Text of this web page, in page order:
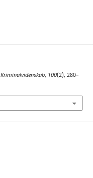
, 100(2), 280–